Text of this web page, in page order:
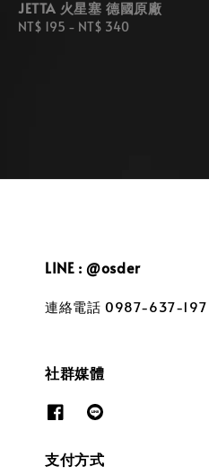
JETTA 火星塞 德國原廠
Regular
NT$ 195 - NT$ 340
LINE : @osder
連絡電話 0987-637-197
社群媒體
支付方式